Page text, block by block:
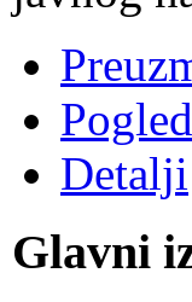
Detalji
Glavni